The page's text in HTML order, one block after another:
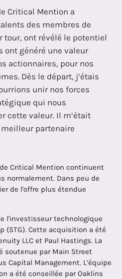
Critical Mention a
des membres de
tour, ont révélé le potentiel
ont généré une valeur
actionnaires, pour nos
Dès le départ, j’étais
unir nos forces
qui nous
cette valeur. Il m’était
partenaire
Critical Mention continuent
normalement. Dans peu de
de l'offre plus étendue
l'investisseur technologique
(STG). Cette acquisition a été
LLC et Paul Hastings. La
soutenue par Main Street
Capital Management. L’équipe
a été conseillée par Oaklins